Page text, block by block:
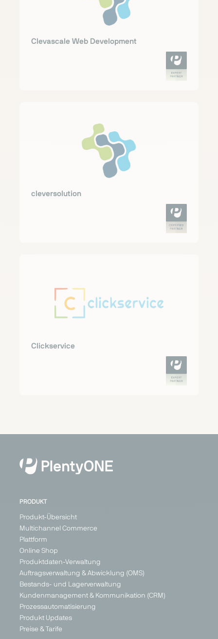
Clevascale Web Development
cleversolution
Clickservice
PRODUKT
Produkt-Übersicht
Multichannel Commerce
Plattform
Online Shop
Produktdaten-Verwaltung
Auftragsverwaltung & Abwicklung (OMS)
Bestands- und Lagerverwaltung
Kundenmanagement & Kommunikation (CRM)
Prozessautomatisierung
Produkt Updates
Preise & Tarife